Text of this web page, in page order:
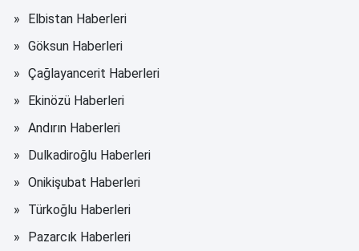
Elbistan Haberleri
Göksun Haberleri
Çağlayancerit Haberleri
Ekinözü Haberleri
Andırın Haberleri
Dulkadiroğlu Haberleri
Onikişubat Haberleri
Türkoğlu Haberleri
Pazarcık Haberleri